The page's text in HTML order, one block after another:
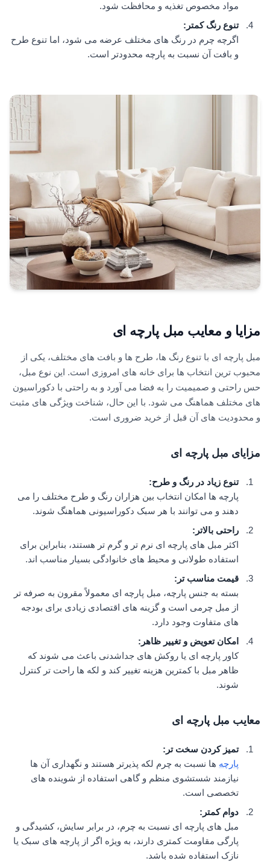
مواد مخصوص تغذیه و محافظت شود.
تنوع رنگ کمتر :
اگرچه چرم در رنگ های مختلف عرضه می شود، اما تنوع طرح
و بافت آن نسبت به پارچه محدودتر است.
مزایا و معایب مبل پارچه ای
مبل پارچه ای با تنوع رنگ ها، طرح ها و بافت های مختلف، یکی از
محبوب ترین انتخاب ها برای خانه های امروزی است. این نوع مبل،
حس راحتی و صمیمیت را به فضا می آورد و به راحتی با دکوراسیون
های مختلف هماهنگ می شود. با این حال، شناخت ویژگی های مثبت
و محدودیت های آن قبل از خرید ضروری است.
مزایای مبل پارچه ای
تنوع زیاد در رنگ و طرح:
پارچه ها امکان انتخاب بین هزاران رنگ و طرح مختلف را می
دهند و می توانند با هر سبک دکوراسیونی هماهنگ شوند.
راحتی بالاتر :
اکثر مبل های پارچه ای نرم تر و گرم تر هستند، بنابراین برای
استفاده طولانی و محیط های خانوادگی بسیار مناسب اند.
قیمت مناسب تر :
بسته به جنس پارچه، مبل پارچه ای معمولاً مقرون به صرفه تر
از مبل چرمی است و گزینه های اقتصادی زیادی برای بودجه
های متفاوت وجود دارد.
امکان تعویض و تغییر ظاهر :
کاور پارچه ای یا روکش های جداشدنی باعث می شوند که
ظاهر مبل با کمترین هزینه تغییر کند و لکه ها راحت تر کنترل
شوند.
معایب مبل پارچه ای
تمیز کردن سخت تر :
پارچه ها نسبت به چرم لکه پذیرتر هستند و نگهداری آن ها
نیازمند شستشوی منظم و گاهی استفاده از شوینده های
تخصصی است.
دوام کمتر :
مبل های پارچه ای نسبت به چرم، در برابر سایش، کشیدگی و
پارگی مقاومت کمتری دارند، به ویژه اگر از پارچه های سبک یا
نازک استفاده شده باشد.